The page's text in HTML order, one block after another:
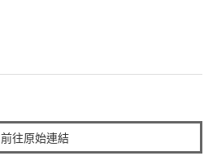
前往原始連結